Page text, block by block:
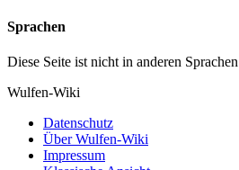
Sprachen
Diese Seite ist nicht in anderen
Wulfen-Wiki
Datenschutz
Über Wulfen-Wiki
Impressum